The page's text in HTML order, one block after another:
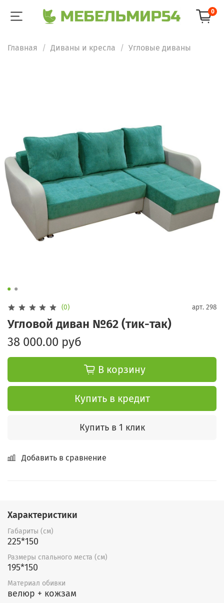
0
Главная Диваны и кресла Угловые диваны
(0) арт. 298
Угловой диван №62 (тик-так)
38 000.00 руб
В корзину
Купить в кредит
Купить в 1 клик
Добавить в сравнение
Характеристики
Габариты (см)
225*150
Размеры спального места (см)
195*150
Материал обивки
велюр + кожзам